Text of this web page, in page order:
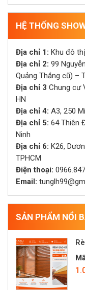
HỆ THỐNG
Địa chỉ 1: Khu đô
Địa chỉ 2: 99
Quảng Thắng cũ) –
Địa chỉ 3 Chung cư
HN
Địa chỉ 4: A3, 250
Địa chỉ 5: 64 Thiên
Ninh
Địa chỉ 6: K26,
TPHCM
Điện thoại:
Email:
SẢN PHẨM NỔI